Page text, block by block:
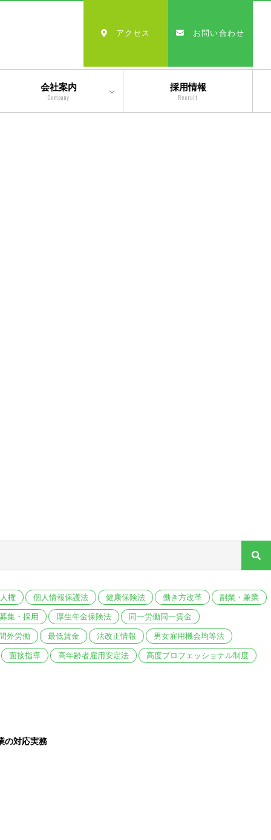
会社案内
Company
採用情報
Recruit
アクセス お問い合わせ
人権 個人情報保護法 健康保険法 働き方改革 副業・兼業
募集・採用 厚生年金保険法 同一労働同一賃金
外労働 最低賃金 法改正情報 男女雇用機会均等法
面接指導 高年齢者雇用安定法 高度プロフェッショナル制度
の対応実務